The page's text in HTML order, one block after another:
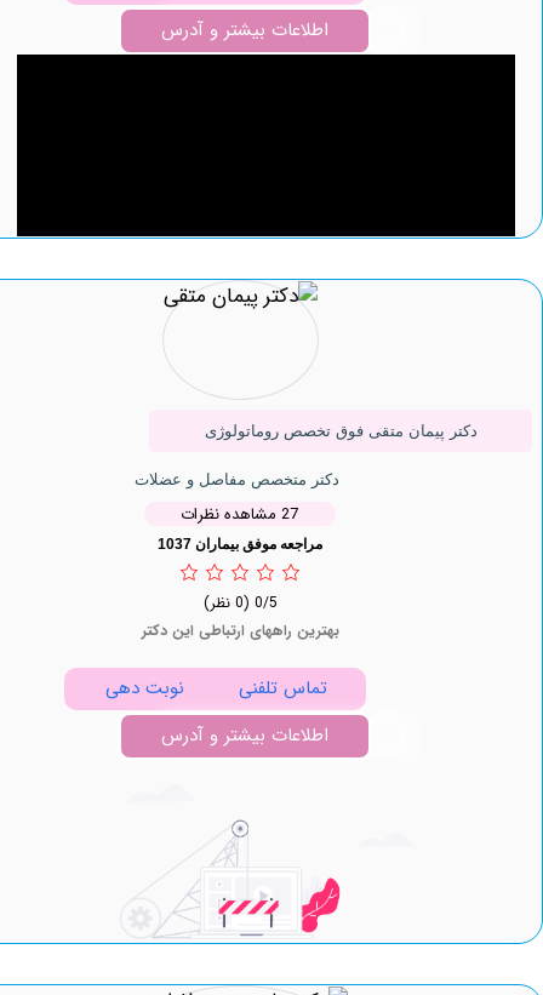
اطلاعات بیشتر و آدرس
دکتر پیمان متقی فوق تخصص روماتولوژی
دکتر متخصص مفاصل و عضلات
مراجعه موفق بیماران 1037
بهترین راههای ارتباطی این دکتر
تماس تلفنی
نوبت دهی
اطلاعات بیشتر و آدرس